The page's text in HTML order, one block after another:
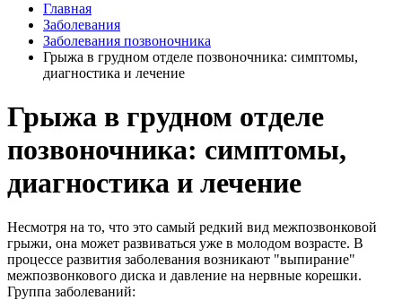
Главная
Заболевания
Заболевания позвоночника
Грыжа в грудном отделе позвоночника: симптомы,
диагностика и лечение
Грыжа в грудном отделе
позвоночника: симптомы,
диагностика и лечение
Несмотря на то, что это самый редкий вид межпозвонковой
грыжи, она может развиваться уже в молодом возрасте. В
процессе развития заболевания возникают "выпирание"
межпозвонкового диска и давление на нервные корешки.
Группа заболеваний: